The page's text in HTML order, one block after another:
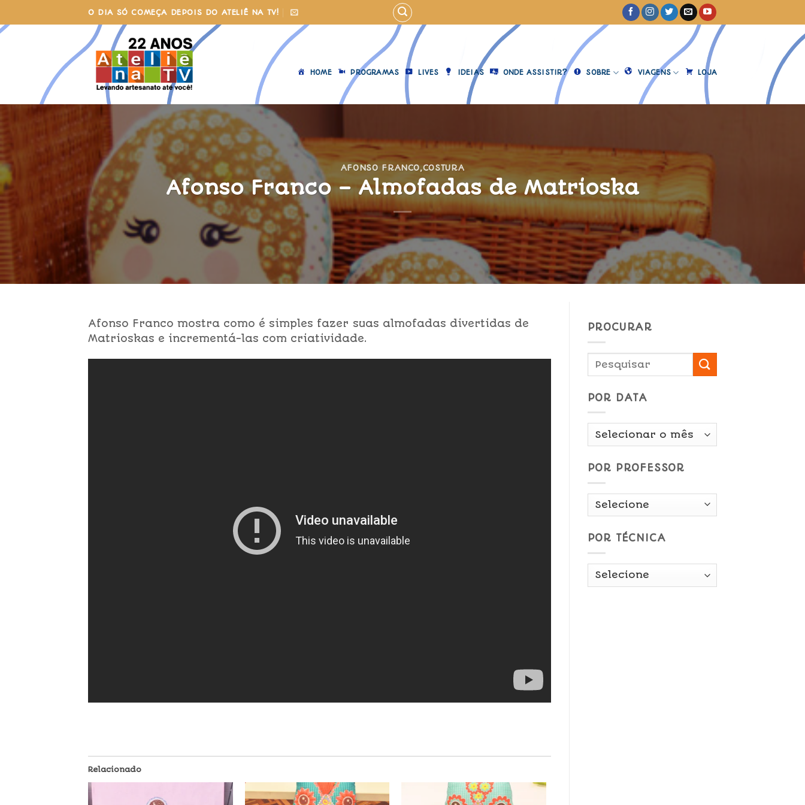
to
content
O DIA SÓ COMEÇA DEPOIS DO ATELIÊ NA TV!
HOME PROGRAMAS LIVES IDEIAS ONDE ASSISTIR? SOBRE VIAGENS LOJA
AFONSO FRANCO,COSTURA
Afonso Franco – Almofadas de Matrioska
Afonso Franco mostra como é simples fazer suas almofadas divertidas de
Matrioskas e incrementá-las com criatividade.
Relacionado
PROCURAR
POR DATA
Por
POR PROFESSOR
POR TÉCNICA